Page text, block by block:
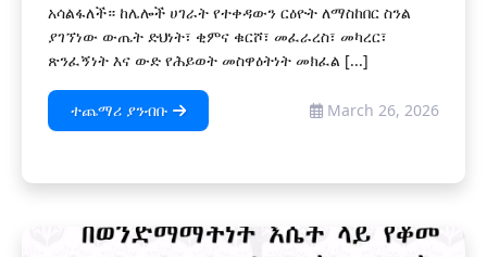
አሳልፋለች። ከሌሎች ሀገራት የተቀዳውን ርዕዮት ለማስከበር ስንል
ያገኘነው ውጤት ድህነት፣ ቂምና ቁርሾ፣ መፈራረስ፣ መካረር፣
ጽንፈኝነት እና ውድ የሕይወት መስዋዕትነት መክፈል [...]
ተጨማሪ ያንብቡ March 26, 2026